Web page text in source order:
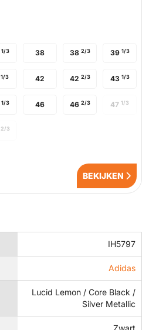
1/3 38 38 2/3 39 1/3
1/3 42 42 2/3 43 1/3
1/3 46 46 2/3 47 1/3
2/3
BEKIJKEN
IH5797
Adidas
Lucid Lemon / Core Black /
Silver Metallic